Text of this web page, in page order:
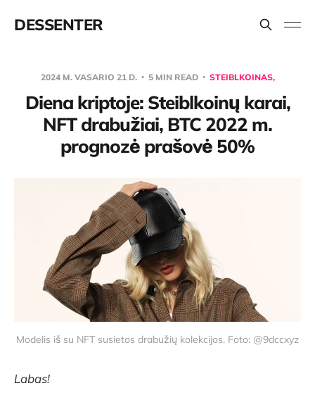
DESSENTER
2024 M. VASARIO 21 D. 5 MIN READ STEIBLKOINAS,
Diena kriptoje: Steiblkoinų karai,
NFT drabužiai, BTC 2022 m.
prognozė prašovė 50%
Modelis iš su NFT susietos drabužių kolekcijos. Foto: @9dccxyz
Labas!